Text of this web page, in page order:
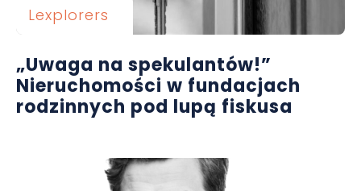
Lexplorers
„Uwaga na spekulantów!”
Nieruchomości w fundacjach
rodzinnych pod lupą fiskusa